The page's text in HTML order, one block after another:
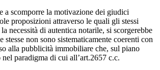
a scomporre la motivazione dei giudici
proposizioni attraverso le quali gli stessi
necessità di autentica notarile, si scorgerebbe
stesse non sono sistematicamente coerenti con
alla pubblicità immobiliare che, sul piano
paradigma di cui all’art.2657 c.c.